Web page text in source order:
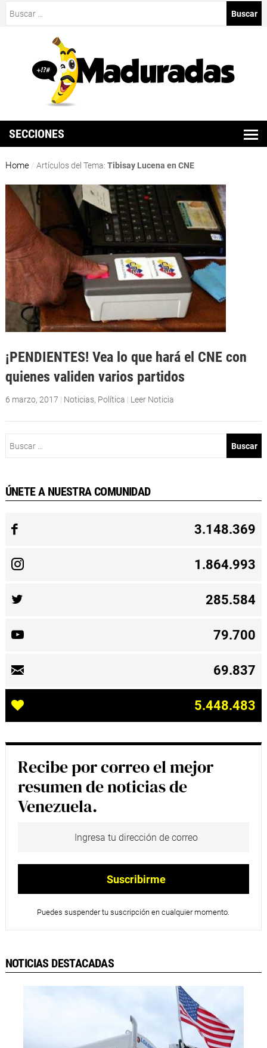
SECCIONES
Home / Artículos del Tema: Tibisay Lucena en CNE
¡PENDIENTES! Vea lo que hará el CNE con
quienes validen varios partidos
6 marzo, 2017 | Noticias, Política | Leer Noticia
ÚNETE A NUESTRA COMUNIDAD
3.148.369
1.864.993
285.584
79.700
69.837
5.448.483
Recibe por correo el mejor
resumen de noticias de
Venezuela.
Puedes suspender tu suscripción en cualquier momento.
NOTICIAS DESTACADAS